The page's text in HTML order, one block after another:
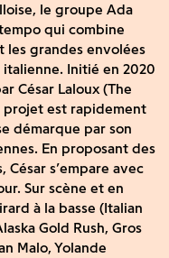
le groupe Ada
qui combine
les grandes envolées
Initié en 2020
César Laloux (The
projet est rapidement
démarque par son
En proposant des
s’empare avec
Sur scène et en
à la basse (Italian
Gold Rush, Gros
Malo, Yolande